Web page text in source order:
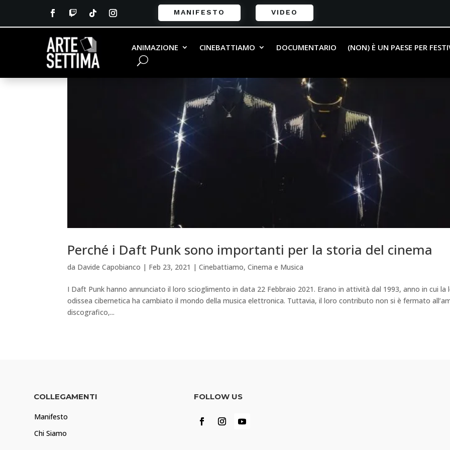
MANIFESTO VIDEO
ANIMAZIONE CINEBATTIAMO DOCUMENTARIO (NON) È UN PAESE PER
Perché i Daft Punk sono importanti per la storia del cinema
da Davide Capobianco | Feb 23, 2021 |Cinebattiamo,Cinema e Musica
I Daft Punk hanno annunciato il loro scioglimento in data 22 Febbraio 2021. Erano in attività dal 1993, anno in cui la
odissea cibernetica ha cambiato il mondo della musica elettronica. Tuttavia, il loro contributo non si è fermato
discografico,...
COLLEGAMENTI
Manifesto
Chi Siamo
FOLLOW US